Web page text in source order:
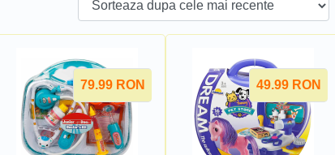
79.99 RON 49.99 RON